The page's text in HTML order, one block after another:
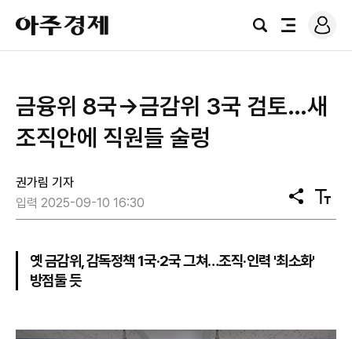
아
주
경
검
전
로
그
금융위 8국→금감위 3국 검토…새
조직안에 직원들 술렁
권가림 기자
입력 2025-09-10 16:30
공
유
텍
스
옛 금감위, 감독정책 1국·2국 그쳐…조직·인력 '최소화'
방점둘 듯